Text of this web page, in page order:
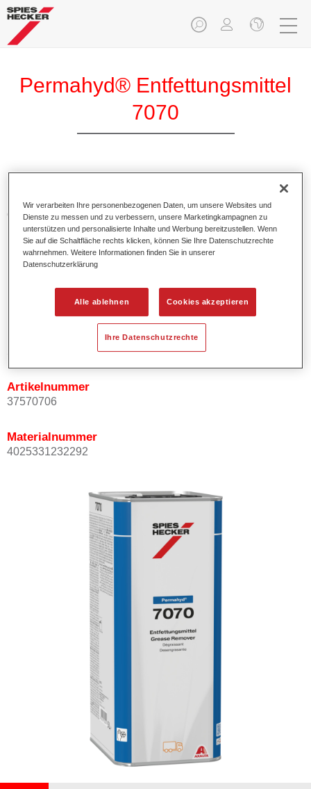
Permahyd® Entfettungsmittel
7070
organischen Lösemitteln für die Reinigung von metallischen
Untergründen.
Produktmerkmale
Artikelnummer
37570706
Materialnummer
4025331232292
Wir verarbeiten Ihre personenbezogenen Daten, um unsere Websites und
Dienste zu messen und zu verbessern, unsere Marketingkampagnen zu
unterstützen und personalisierte Inhalte und Werbung bereitzustellen. Wenn
Sie auf die Schaltfläche rechts klicken, können Sie Ihre Datenschutzrechte
wahrnehmen. Weitere Informationen finden Sie in unserer
Datenschutzerklärung
Alle ablehnen Cookies akzeptieren
Ihre Datenschutzrechte